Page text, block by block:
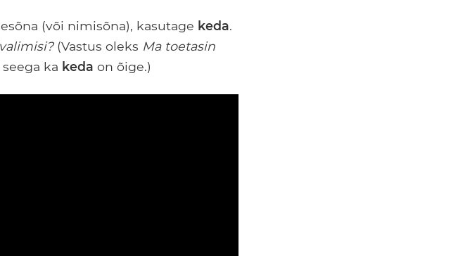
(või nimisõna), kasutage keda.
(Vastus oleks Ma toetasin
seega ka keda on õige.)